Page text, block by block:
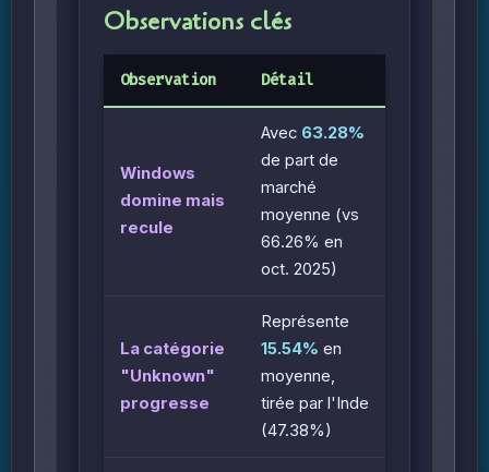
Observations clés
Observation Détail
Windows
domine mais
recule
Avec 63.28%
de part de
marché
moyenne (vs
66.26% en
oct. 2025)
La catégorie
"Unknown"
progresse
Représente
15.54% en
moyenne,
tirée par l'Inde
(47.38%)